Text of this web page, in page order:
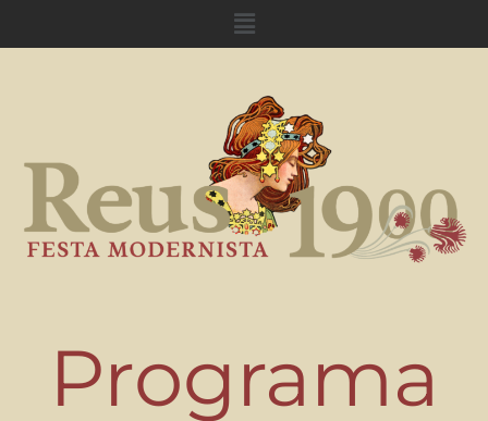
Menu
Programa